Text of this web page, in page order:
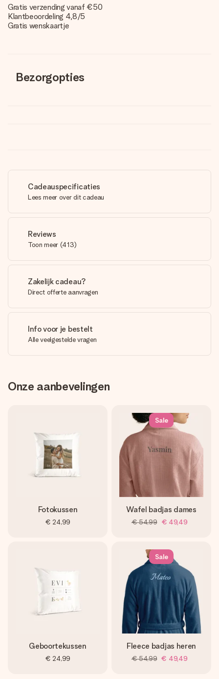
Gratis verzending vanaf €50
Klantbeoordeling 4,8/5
Gratis wenskaartje
Bezorgopties
Cadeauspecificaties
Lees meer over dit cadeau
Reviews
Toon meer (413)
Zakelijk cadeau?
Direct offerte aanvragen
Info voor je bestelt
Alle veelgestelde vragen
Onze aanbevelingen
Fotokussen
€ 24,99
Sale
Wafel badjas dames
€ 54,99 € 49,49
Geboortekussen
€ 24,99
Sale
Fleece badjas heren
€ 54,99 € 49,49